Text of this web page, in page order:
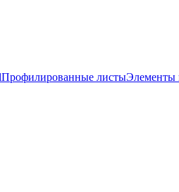
Профилированные листыЭлементы